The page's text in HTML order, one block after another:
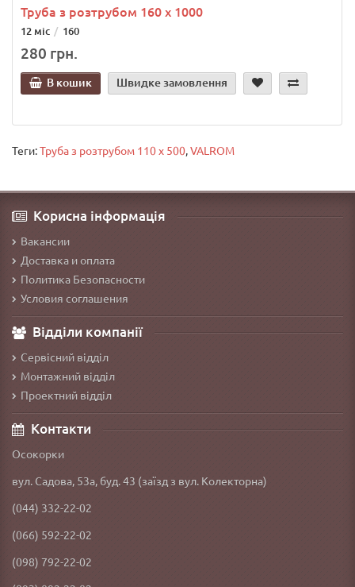
Труба з розтрубом 160 х 1000
12 міс 160
280 грн.
В кошик Швидке замовлення
Теги:Труба з розтрубом 110 х 500,VALROM
Корисна інформація
Вакансии
Доставка и оплата
Политика Безопасности
Условия соглашения
Відділи компанії
Сервісний відділ
Монтажний відділ
Проектний відділ
Контакти
Осокорки
вул. Садова, 53а, буд. 43 (заїзд з вул. Колекторна)
(044) 332-22-02
(066) 592-22-02
(098) 792-22-02